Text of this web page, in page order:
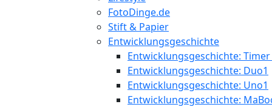
FotoDinge.de
Stift & Papier
Entwicklungsgeschichte
Entwicklungsgeschichte: Timer
Entwicklungsgeschichte: Duo1
Entwicklungsgeschichte: Uno1
Entwicklungsgeschichte: